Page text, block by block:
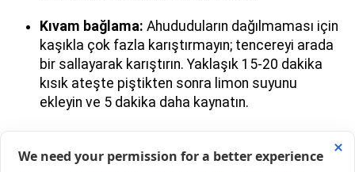
Kıvam bağlama: Ahududuların dağılmaması için
kaşıkla çok fazla karıştırmayın; tencereyi arada
bir sallayarak karıştırın. Yaklaşık 15-20 dakika
kısık ateşte piştikten sonra limon suyunu
ekleyin ve 5 dakika daha kaynatın.